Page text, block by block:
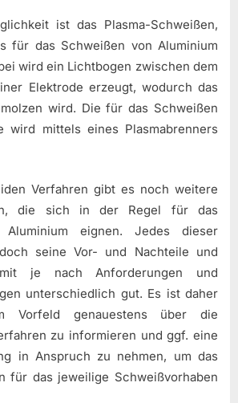
ist das Plasma-Schweißen,
für das Schweißen von Aluminium
wird ein Lichtbogen zwischen dem
Elektrode erzeugt, wodurch das
wird. Die für das Schweißen
wird mittels eines Plasmabrenners
Verfahren gibt es noch weitere
die sich in der Regel für das
Aluminium eignen. Jedes dieser
seine Vor- und Nachteile und
je nach Anforderungen und
unterschiedlich gut. Es ist daher
Vorfeld genauestens über die
zu informieren und ggf. eine
in Anspruch zu nehmen, um das
für das jeweilige Schweißvorhaben